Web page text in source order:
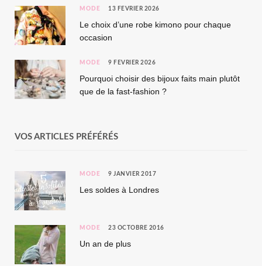
MODE 13 FÉVRIER 2026
Le choix d’une robe kimono pour chaque
occasion
MODE 9 FÉVRIER 2026
Pourquoi choisir des bijoux faits main plutôt
que de la fast-fashion ?
VOS ARTICLES PRÉFÉRÉS
MODE 9 JANVIER 2017
Les soldes à Londres
MODE 23 OCTOBRE 2016
Un an de plus